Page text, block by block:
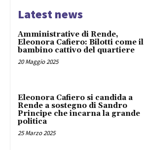
Latest news
Amministrative di Rende,
Eleonora Cafiero: Bilotti come il
bambino cattivo del quartiere
20 Maggio 2025
Eleonora Cafiero si candida a
Rende a sostegno di Sandro
Principe che incarna la grande
politica
25 Marzo 2025